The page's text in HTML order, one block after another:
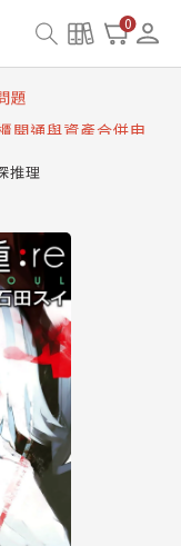
0
併與書櫃開通申請
題
開通與資產合併申
與書櫃開通申請
推理